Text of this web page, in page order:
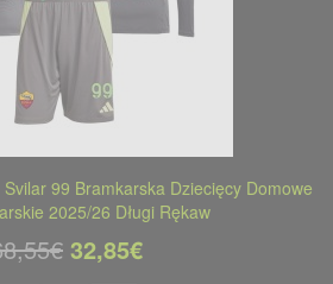
99 Bramkarska Dziecięcy Domowe
2025/26 Długi Rękaw
32,85€